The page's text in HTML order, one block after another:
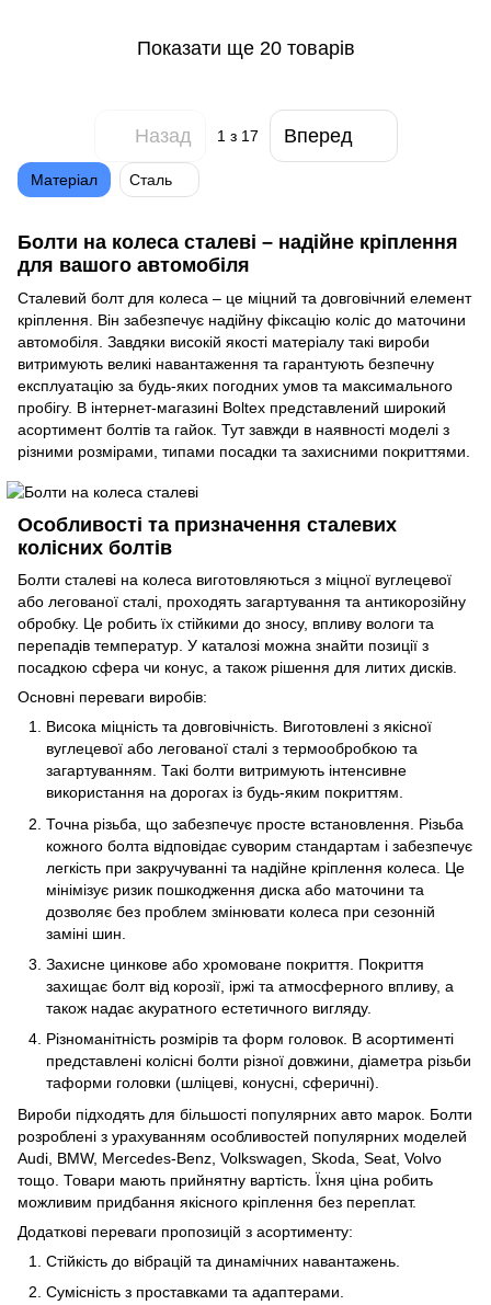
Показати ще 20 товарів
Назад 1з 17 Вперед
Болти на колеса сталеві – надійне кріплення
для вашого автомобіля
Сталевий болт для колеса – це міцний та довговічний елемент
кріплення. Він забезпечує надійну фіксацію коліс до маточини
автомобіля. Завдяки високій якості матеріалу такі вироби
витримують великі навантаження та гарантують безпечну
експлуатацію за будь-яких погодних умов та максимального
пробігу. В інтернет-магазині Boltex представлений широкий
асортимент болтів та гайок. Тут завжди в наявності моделі з
різними розмірами, типами посадки та захисними покриттями.
Особливості та призначення сталевих
колісних болтів
Болти сталеві на колеса виготовляються з міцної вуглецевої
або легованої сталі, проходять загартування та антикорозійну
обробку. Це робить їх стійкими до зносу, впливу вологи та
перепадів температур. У каталозі можна знайти позиції з
посадкою сфера чи конус, а також рішення для литих дисків
Основні переваги виробів:
Висока міцність та довговічність. Виготовлені з якісної
вуглецевої або легованої сталі з термообробкою та
загартуванням. Такі болти витримують інтенсивне
використання на дорогах із будь-яким покриттям.
Точна різьба, що забезпечує просте встановлення. Різьба
кожного болта відповідає суворим стандартам і забезпечує
легкість при закручуванні та надійне кріплення колеса. Це
мінімізує ризик пошкодження диска або маточини та
дозволяє без проблем змінювати колеса при сезонній
заміні шин.
Захисне цинкове або хромоване покриття. Покриття
захищає болт від корозії, іржі та атмосферного впливу, а
також надає акуратного естетичного вигляду.
Різноманітність розмірів та форм головок. В асортименті
представлені колісні болти різної довжини, діаметра різьби
таформи головки (шліцеві, конусні, сферичні).
Вироби підходять для більшості популярних авто марок. Болти
розроблені з урахуванням особливостей популярних моделей
Audi, BMW, Mercedes-Benz, Volkswagen, Skoda, Seat, Volvo
тощо. Товари мають прийнятну вартість. Їхня ціна робить
можливим придбання якісного кріплення без переплат.
Додаткові переваги пропозицій з асортименту:
Стійкість до вібрацій та динамічних навантажень.
Сумісність з проставками та адаптерами.
Матеріал Сталь